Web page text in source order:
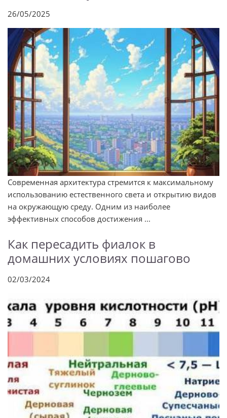
26/05/2025
Современная архитектура стремится к максимальному
использованию естественного света и открытию видов
на окружающую среду. Одним из наиболее
эффективных способов достижения ...
Как пересадить фиалок в
домашних условиях пошагово
02/03/2024